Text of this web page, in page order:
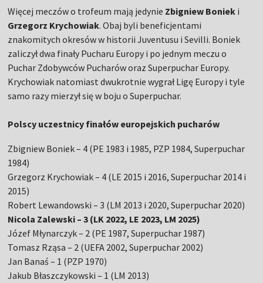
Więcej meczów o trofeum mają jedynie Zbigniew Boniek i
Grzegorz Krychowiak. Obaj byli beneficjentami
znakomitych okresów w historii Juventusu i Sevilli. Boniek
zaliczył dwa finały Pucharu Europy i po jednym meczu o
Puchar Zdobywców Pucharów oraz Superpuchar Europy.
Krychowiak natomiast dwukrotnie wygrał Ligę Europy i tyle
samo razy mierzył się w boju o Superpuchar.
Polscy uczestnicy finałów europejskich pucharów
Zbigniew Boniek – 4 (PE 1983 i 1985, PZP 1984, Superpuchar
1984)
Grzegorz Krychowiak – 4 (LE 2015 i 2016, Superpuchar 2014 i
2015)
Robert Lewandowski – 3 (LM 2013 i 2020, Superpuchar 2020)
Nicola Zalewski – 3 (LK 2022, LE 2023, LM 2025)
Józef Młynarczyk – 2 (PE 1987, Superpuchar 1987)
Tomasz Rząsa – 2 (UEFA 2002, Superpuchar 2002)
Jan Banaś – 1 (PZP 1970)
Jakub Błaszczykowski – 1 (LM 2013)